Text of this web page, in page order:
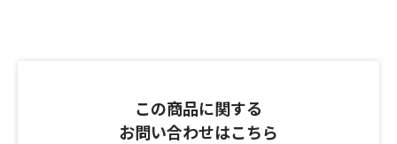
この商品に関する
お問い合わせはこちら